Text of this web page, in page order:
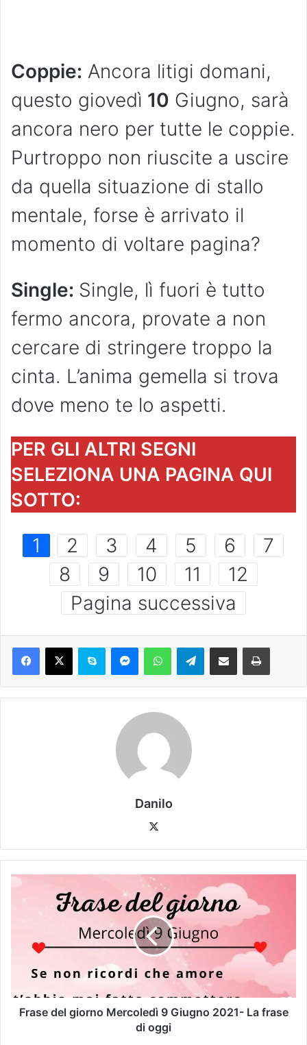
Coppie: Ancora litigi domani,
questo giovedì 10 Giugno, sarà
ancora nero per tutte le coppie.
Purtroppo non riuscite a uscire
da quella situazione di stallo
mentale, forse è arrivato il
momento di voltare pagina?
Single: Single, lì fuori è tutto
fermo ancora, provate a non
cercare di stringere troppo la
cinta. L’anima gemella si trova
dove meno te lo aspetti.
PER GLI ALTRI SEGNI
SELEZIONA UNA PAGINA QUI
SOTTO:
1 2 3 4 5 6
7
8
9 10 11
12
Pagina successiva
Danilo
Frase del giorno Mercoledì 9 Giugno 2021- La frase
di oggi